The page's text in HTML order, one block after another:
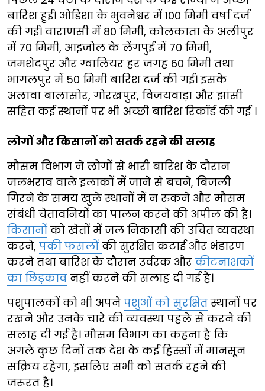
बारिश हुई। ओडिशा के भुवनेश्वर में 100 मिमी वर्षा दर्ज
की गई। वाराणसी में 80 मिमी, कोलकाता के अलीपुर
में 70 मिमी, आइजोल के लेंगपुई में 70 मिमी,
जमशेदपुर और ग्वालियर हर जगह 60 मिमी तथा
भागलपुर में 50 मिमी बारिश दर्ज की गई। इसके
अलावा बालासोर, गोरखपुर, विजयवाड़ा और झांसी
सहित कई स्थानों पर भी अच्छी बारिश रिकॉर्ड की गई ।
लोगों और किसानों को सतर्क रहने की सलाह
मौसम विभाग ने लोगों से भारी बारिश के दौरान
जलभराव वाले इलाकों में जाने से बचने, बिजली
गिरने के समय खुले स्थानों में न रुकने और मौसम
संबंधी चेतावनियों का पालन करने की अपील की है।
किसानों को खेतों में जल निकासी की उचित व्यवस्था
करने, पकी फसलों की सुरक्षित कटाई और भंडारण
करने तथा बारिश के दौरान उर्वरक और कीटनाशकों
का छिड़काव नहीं करने की सलाह दी गई है।
पशुपालकों को भी अपने पशुओं को सुरक्षितस्थानों पर
रखने और उनके चारे की व्यवस्था पहले से करने की
सलाह दी गई है। मौसम विभाग का कहना है कि
अगले कुछ दिनों तक देश के कई हिस्सों में मानसून
सक्रिय रहेगा, इसलिए सभी को सतर्क रहने की
जरूरत है।